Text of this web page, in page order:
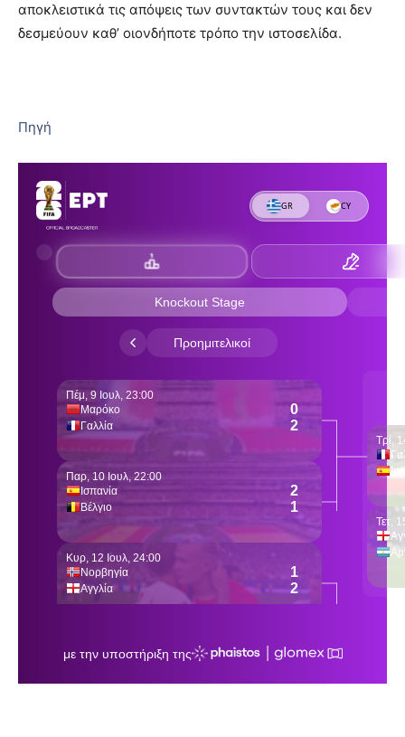
αποκλειστικά τις απόψεις των συντακτών τους και δεν
δεσμεύουν καθ’ οιονδήποτε τρόπο την ιστοσελίδα.
Πηγή